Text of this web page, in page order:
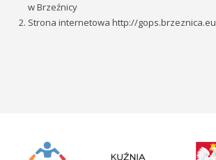
w Brzeźnicy
Strona internetowa http://gops.brzeznica.eu